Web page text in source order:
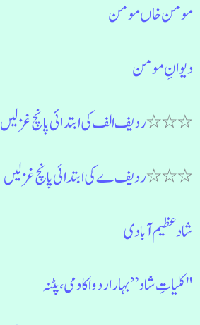
مومن خاں مومن
دیوانِ مومن
٭٭٭ردیف الف کی ابتدائی پانچ غزلیں
٭٭٭ردیف ے کی ابتدائی پانچ غزلیں
شاد عظیم آبادی
"کلیاتِ شاد” بہار اردو اکادمی، پٹنہ